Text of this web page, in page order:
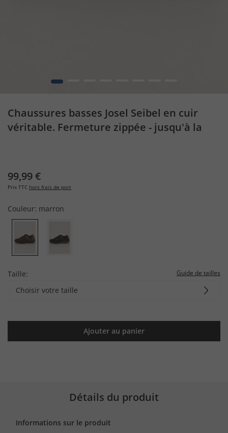
1
Chaussures basses Josel Seibel en cuir
véritable. Fermeture zippée - jusqu'à la
99,99 €
Prix TTC hors frais de port
Couleur: marron
Taille: Guide de tailles
Choisir votre taille
Ajouter au panier
Détails du produit
Informations sur le produit